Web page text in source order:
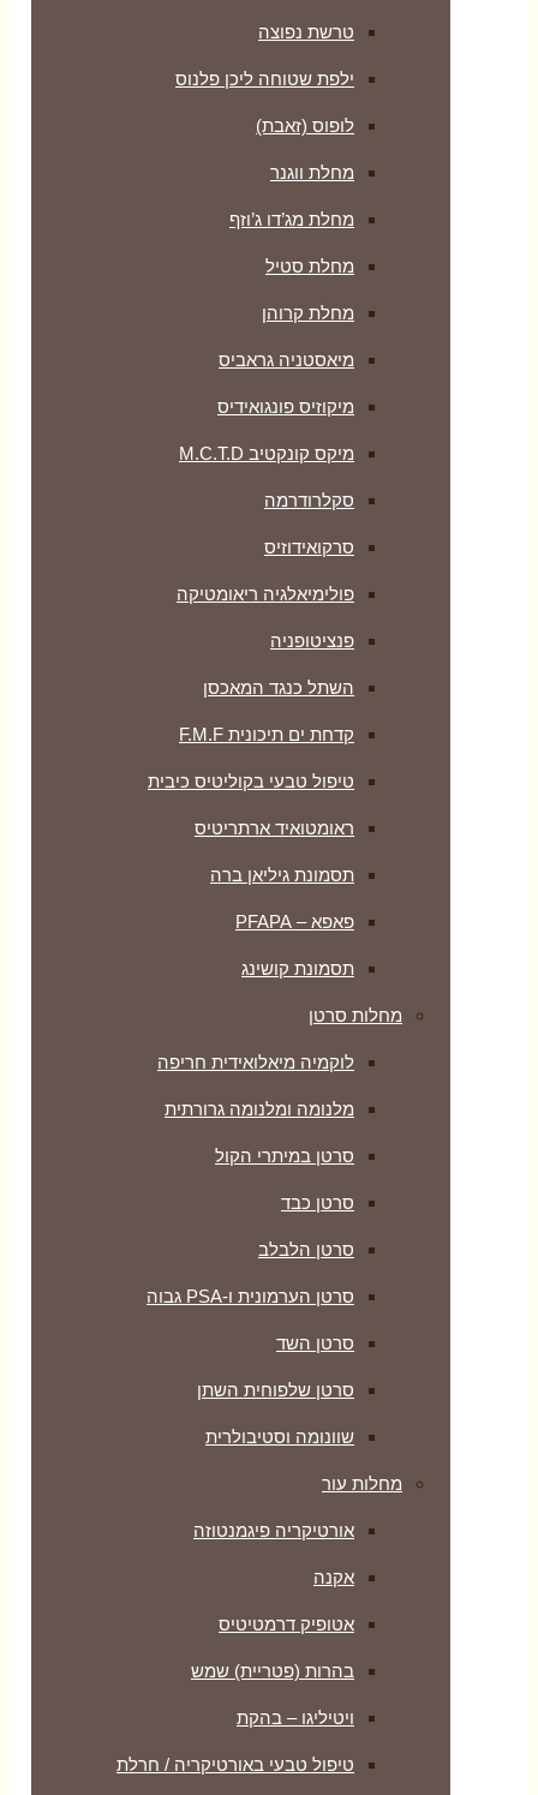
טרשת נפוצה
ילפת שטוחה ליכן פלנוס
לופוס (זאבת)
מחלת ווגנר
מחלת מג’דו ג’וזף
מחלת סטיל
מחלת קרוהן
מיאסטניה גראביס
מיקוזיס פונגואידיס
מיקס קונקטיב M.C.T.D
סקלרודרמה
סרקואידוזיס
פולימיאלגיה ריאומטיקה
‏פנציטופניה
השתל כנגד המאכסן
קדחת ים תיכונית F.M.F
טיפול טבעי בקוליטיס כיבית
ראומטואיד ארתריטיס
תסמונת גיליאן ברה
פאפא – PFAPA
תסמונת קושינג
מחלות סרטן
לוקמיה מיאלואידית חריפה
מלנומה ומלנומה גרורתית
סרטן במיתרי הקול
סרטן כבד
סרטן הלבלב
סרטן הערמונית ו-PSA גבוה
סרטן השד
סרטן שלפוחית השתן
שוונומה וסטיבולרית
מחלות עור
אורטיקריה פיגמנטוזה
אקנה
אטופיק דרמטיטיס
בהרות (פטריית) שמש
ויטיליגו – בהקת
טיפול טבעי באורטיקריה / חרלת